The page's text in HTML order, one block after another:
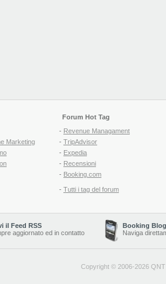
Marketing
Forum Hot Tag
- Revenue Managament
- TripAdvisor
- Expedia
- Recensioni
- Booking.com
- Tutti i tag del forum
il Feed RSS
aggiornato ed in contatto
Booking
Naviga
Copyright © 2006-2026 QNT